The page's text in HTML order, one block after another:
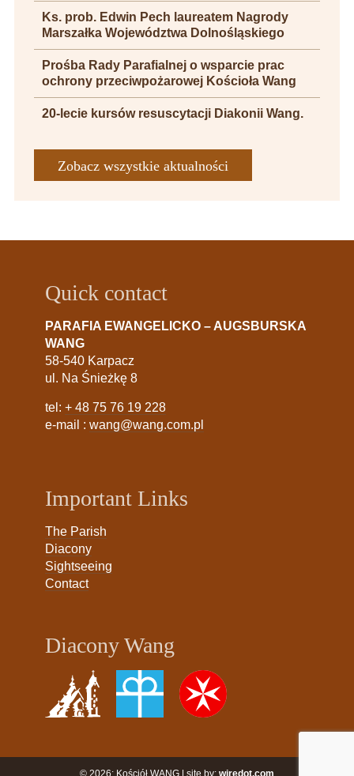
Ks. prob. Edwin Pech laureatem Nagrody
Marszałka Województwa Dolnośląskiego
Prośba Rady Parafialnej o wsparcie prac
ochrony przeciwpożarowej Kościoła Wang
20-lecie kursów resuscytacji Diakonii Wang.
Zobacz wszystkie aktualności
Quick contact
PARAFIA EWANGELICKO – AUGSBURSKA
WANG
58-540 Karpacz
ul. Na Śnieżkę 8
tel: + 48 75 76 19 228
e-mail : wang@wang.com.pl
Important Links
The Parish
Diacony
Sightseeing
Contact
Diacony Wang
© 2026: Kościół WANG | site by: wiredot.com